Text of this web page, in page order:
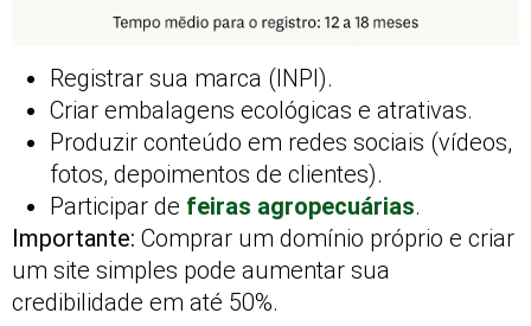
Registrar sua marca (INPI).
Criar embalagens ecológicas e atrativas.
Produzir conteúdo em redes sociais (vídeos,
fotos, depoimentos de clientes).
Participar de feiras agropecuárias.
Importante: Comprar um domínio próprio e criar
um site simples pode aumentar sua
credibilidade em até 50%.